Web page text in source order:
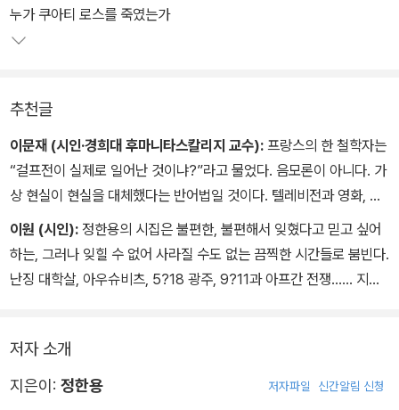
실에 바탕을 두고 있기에 더욱 섬뜩하다. 때로는 피해자의 목소리로,
때로는 가해자의 목소리로, 때로는 감정을 일체 배제한 객관적 사실
에게 '불편한 진실'을 넘어서는 '괴로운 진실'을 목도하라고 설파한다.
누가 쿠아티 로스를 죽였는가
추천글
이문재 (시인·경희대 후마니타스칼리지 교수): 프랑스의 한 철학자는
“걸프전이 실제로 일어난 것이냐?”라고 물었다. 음모론이 아니다. 가
상 현실이 현실을 대체했다는 반어법일 것이다. 텔레비전과 영화, 디
지털 미디어가 세계를 재구성하는 시대에서 모니터는 재현과 소통의
거의 유일한 프레임이다. 타자의 정치학이 놓쳐서는 안 될 신종 바이
러스가 바로 이 모니터-프레임이다. 지구는 더 이상-아직 둥글지 않
클’과 폭력은 전혀 다른 차원이다. 스펙터클은 보는 자와 보여지는 자
부분이 권력과 결탁한 거대 미디어에 의해 선택된다는 것이다. 우리
이원 (시인): 정한용의 시집은 불편한, 불편해서 잊혔다고 믿고 싶어
하는, 그러나 잊힐 수 없어 사라질 수도 없는 끔찍한 시간들로 붐빈다.
난징 대학살, 아우슈비츠, 5?18 광주, 9?11과 아프간 전쟁…… 지구
는가’가 아니라 ‘어떻게 살아 낼 수 있는가’가 정한용이 택한 질문의
방식이다. 시의 언어는 참사를 직접 당했던 사람들을 불러내어 그들
저자 소개
지은이: 정한용 저자파일 신간알림 신청